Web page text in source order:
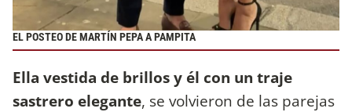
EL POSTEO DE MARTÍN PEPA A PAMPITA
Ella vestida de brillos y él con un traje
sastrero elegante, se volvieron de las parejas